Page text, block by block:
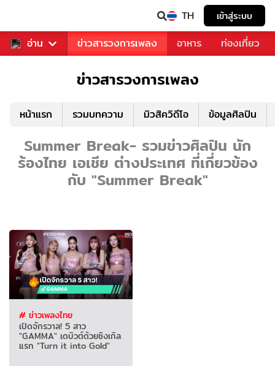
TH เข้าสู่ระบบ
อ่าน
ข่าวบันเทิง ข่าวสารวงการเพลง อาหาร ท่องเที่ยว
ข่าวสารวงการเพลง
หน้าแรก รวมบทความ มิวสิควิดีโอ ข้อมูลศิลปิน
Summer Break- รวมข่าวศิลปิน นัก
ร้องไทย เอเชีย ต่างประเทศ ที่เกี่ยวข้อง
กับ "Summer Break"
# ข่าวเพลงไทย
เปิดจักรวาล! 5 สาว
"GAMMA" เดบิวต์ด้วยซิงเกิล
แรก "Turn it into Gold"